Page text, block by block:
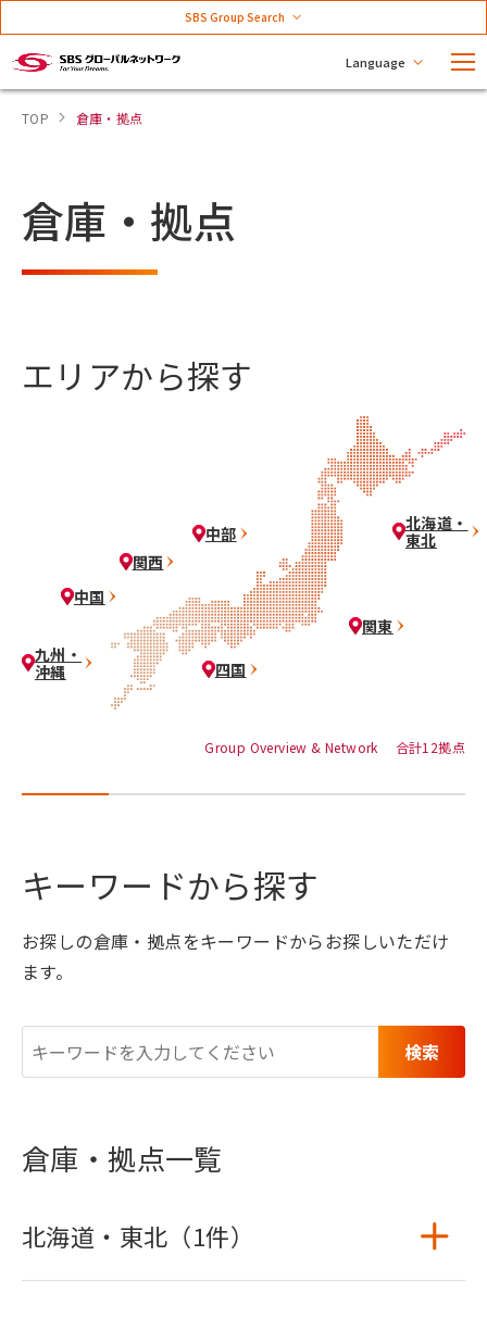
Language
SBS Group Search
TOP 倉庫・拠点
倉庫・拠点
エリアから探す
北海道・
東北
関東
中部
関西
中国
四国
九州・
沖縄
Group Overview & Network 合計12拠点
キーワードから探す
お探しの倉庫・拠点をキーワードからお探しいただけ
ます。
検索
倉庫・拠点一覧
北海道・東北（1件）